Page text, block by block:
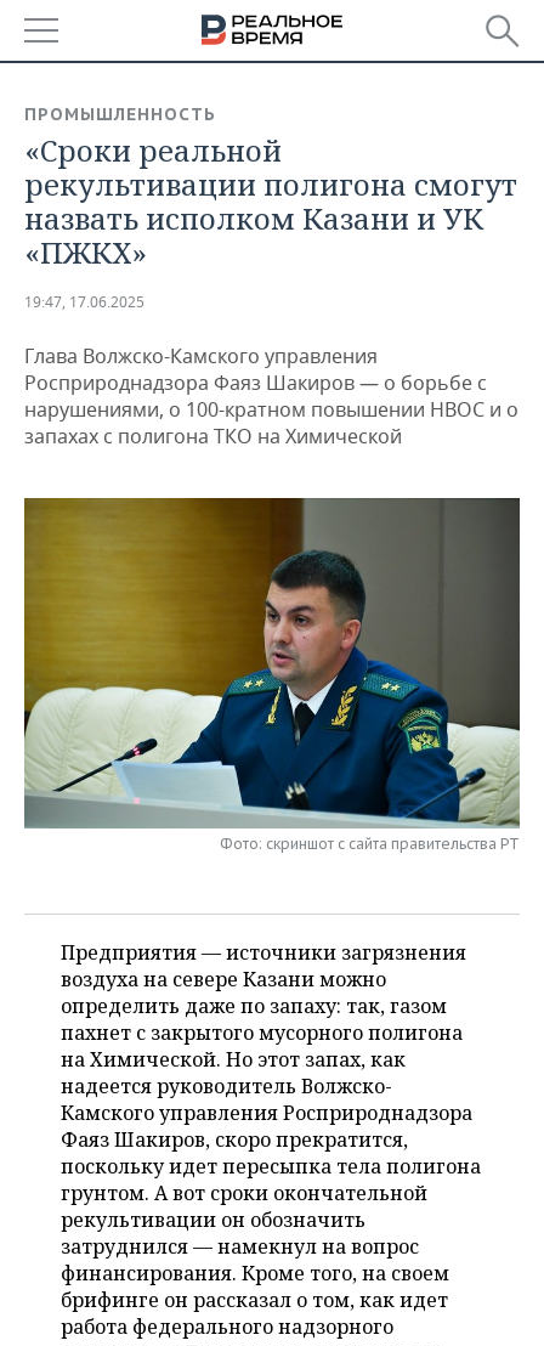
БАШКОРТОСТАН
ТАТАРСТАН
УДМУРТИЯ
НОВОСТИ
АНАЛИТИКА
НОВОСТИ АНАЛИТИКИ
ДЕКЛАРАЦИИ О ДОХОДАХ
КОРОЛИ ГОСЗАКАЗА ПФО
ВУЗЫ ТАТАРСТАНА
ТОРГОВЫЕ ЦЕНТРЫ
ЭКОНОМИКА
НОВОСТИ ЭКОНОМИКИ
ФИНАНСЫ
БАНКИ
ПРОМЫШЛЕННОСТЬ
НОВОСТИ
ПРОМЫШЛЕННОСТИ
АГРОПРОМ
МАШИНОСТРОЕНИЕ
НЕФТЕХИМИЯ
ЭНЕРГЕТИКА
НЕДВИЖИМОСТЬ
НОВОСТИ НЕДВИЖИМОСТИ
АВТО
УСЛУГИ
МЕДИА
ТЕЛЕКОММУНИКАЦИИ
НОВОСТИ МЕРОПРИЯТИЙ
ВЫЕЗДНАЯ РЕДАКЦИЯ
БИЗНЕС-БРАНЧИ
ONLINE-КОНФЕРЕНЦИИ
НОВОСТИ СПОРТА
ФУТБОЛ
КИБЕРСПОРТ
ФИГУРНОЕ КАТАНИЕ
ВОДНЫЕ ВИДЫ СПОРТА
ХОККЕЙ С МЯЧОМ
ОБЩЕСТВО
НОВОСТИ ОБЩЕСТВА
КУЛЬТУРА
МЕДИЦИНА
ОБРАЗОВАНИЕ
ПРОИСШЕСТВИЯ
ФОТОГАЛЕРЕЯ
СПИСОК КОМПАНИЙ
ПРОМЫШЛЕННОСТЬ
«Сроки реальной
рекультивации полигона смогут
назвать исполком Казани и УК
«ПЖКХ»
19:47, 17.06.2025
Глава Волжско-Камского управления
Росприроднадзора Фаяз Шакиров — о борьбе с
нарушениями, о 100-кратном повышении НВОС и о
запахах с полигона ТКО на Химической
Фото: скриншот с сайта правительства РТ
Предприятия — источники загрязнения
воздуха на севере Казани можно
определить даже по запаху: так, газом
пахнет с закрытого мусорного полигона
на Химической. Но этот запах, как
надеется руководитель Волжско-
Камского управления Росприроднадзора
Фаяз Шакиров, скоро прекратится,
поскольку идет пересыпка тела полигона
грунтом. А вот сроки окончательной
рекультивации он обозначить
затруднился — намекнул на вопрос
финансирования. Кроме того, на своем
брифинге он рассказал о том, как идет
работа федерального надзорного